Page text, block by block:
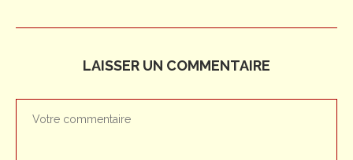
LAISSER UN COMMENTAIRE